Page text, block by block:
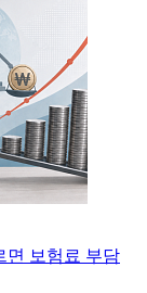
면 보험료 부담